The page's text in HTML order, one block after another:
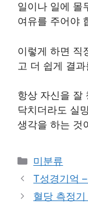
일이나 일에 몰
여유를 주어야
이렇게 하면 직
고 더 쉽게 결
항상 자신을 잘
닥치더라도 실
생각을 하는 것
Categories
미분류
T성경기억
혈당 측정